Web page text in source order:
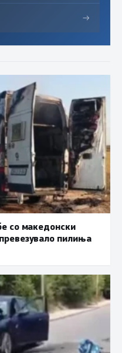
→
со македонски
пилиња